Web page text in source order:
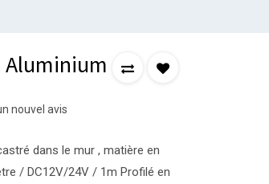
Aluminium
nouvel avis
dans le mur , matière en
/ DC12V/24V / 1m Profilé en